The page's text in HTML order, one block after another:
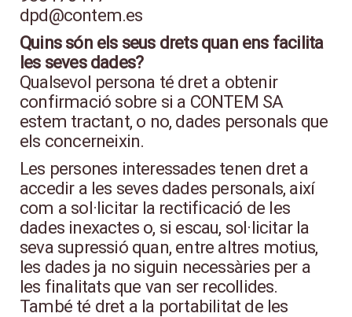
dpd@contem.es
Quins són els seus drets quan ens facilita
les seves dades?
Qualsevol persona té dret a obtenir
confirmació sobre si a CONTEM SA
estem tractant, o no, dades personals que
els concerneixin.
Les persones interessades tenen dret a
accedir a les seves dades personals, així
com a sol·licitar la rectificació de les
dades inexactes o, si escau, sol·licitar la
seva supressió quan, entre altres motius,
les dades ja no siguin necessàries per a
les finalitats que van ser recollides.
També té dret a la portabilitat de les